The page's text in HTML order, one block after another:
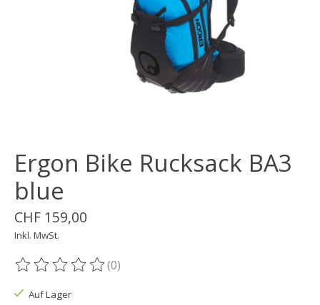
Ergon Bike Rucksack BA3
blue
CHF 159,00
Inkl. MwSt.
Die Bewertung dieses Produkts ist
(0)
Auf Lager